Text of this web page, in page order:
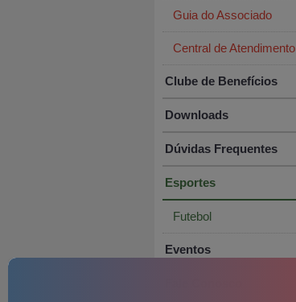
Guia do Associado
Central de Atendimento
Clube de Benefícios
Downloads
Dúvidas Frequentes
Esportes
Futebol
Eventos